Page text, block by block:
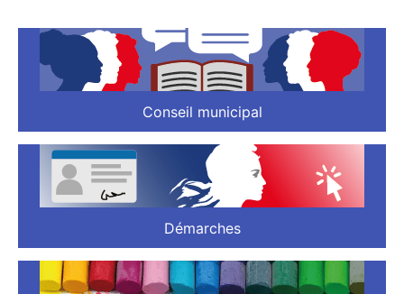
Conseil municipal
Démarches